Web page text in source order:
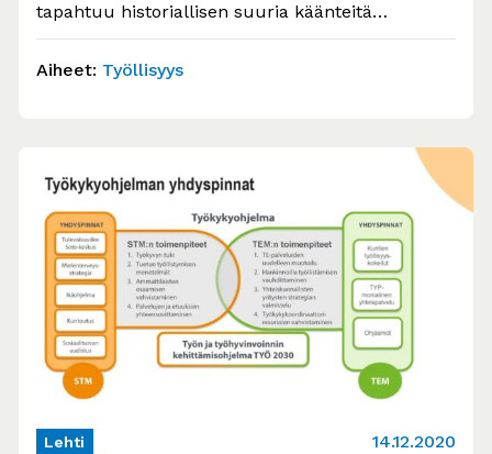
tapahtuu historiallisen suuria käänteitä
työllisyydenhoidossa. Niiden takana on…
Aiheet: Työllisyys
Lehti 14.12.2020